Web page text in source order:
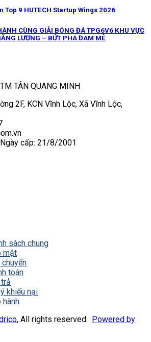
Top 9 HUTECH Startup Wings 2026
CÙNG GIẢI BÓNG ĐÁ TPG6V6 KHU VỰC
LƯỢNG – BỨT PHÁ ĐAM MÊ
TÂN QUANG MINH
2F, KCN Vĩnh Lộc, Xã Vĩnh Lộc,
cấp: 21/8/2001
sách chung
mật
toán
khiếu nại
hành
, All rights reserved. Powered by